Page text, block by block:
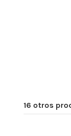
16 otros